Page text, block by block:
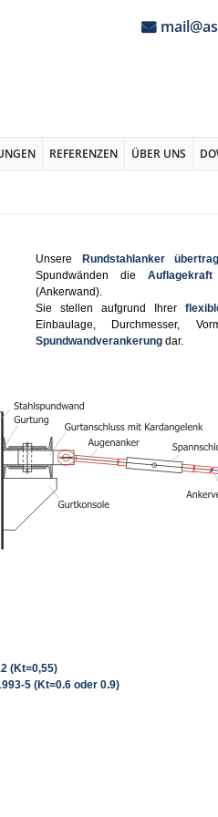
REFERENZEN ÜBER UNS
Unsere Rundstahlanker
Spundwänden die
(Ankerwand).
Sie stellen aufgrund Ihrer
Einbaulage, Durchmesser,
Spundwandverankerung dar.
(Kt=0,55)
5 (Kt=0.6 oder 0.9)